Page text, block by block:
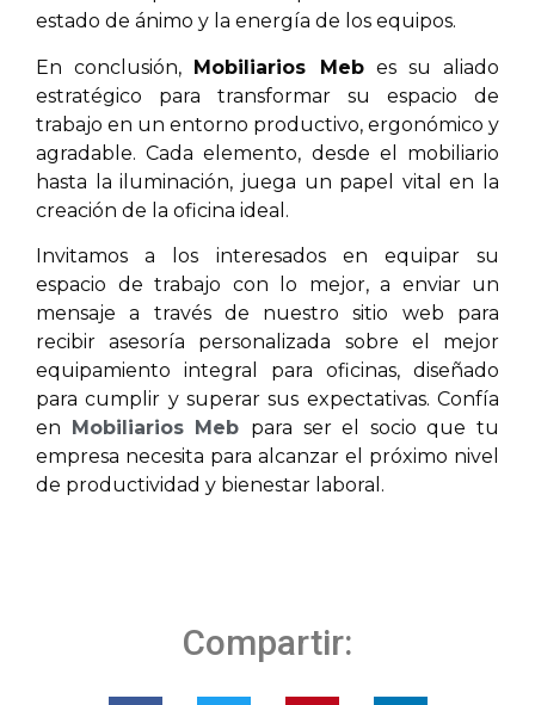
estado de ánimo y la energía de los equipos.
En conclusión, Mobiliarios Mebes su aliado
estratégico para transformar su espacio de
trabajo en un entorno productivo, ergonómico y
agradable. Cada elemento, desde el mobiliario
hasta la iluminación, juega un papel vital en la
creación de la oficina ideal.
Invitamos a los interesados en equipar su
espacio de trabajo con lo mejor, a enviar un
mensaje a través de nuestro sitio web para
recibir asesoría personalizada sobre el mejor
equipamiento integral para oficinas, diseñado
para cumplir y superar sus expectativas. Confía
en
Mobiliarios Meb para ser el socio que tu
empresa necesita para alcanzar el próximo nivel
de productividad y bienestar laboral.
Compartir: